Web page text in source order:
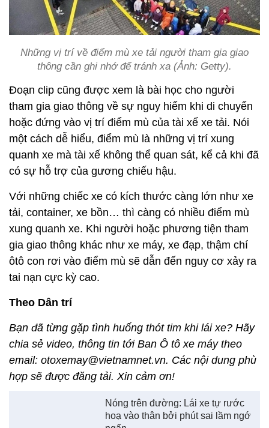
Những vị trí về điểm mù xe tải người tham gia giao
thông cần ghi nhớ để tránh xa (Ảnh: Getty).
Đoạn clip cũng được xem là bài học cho người
tham gia giao thông về sự nguy hiểm khi di chuyển
hoặc đứng vào vị trí điểm mù của tài xế xe tải. Nói
một cách dễ hiểu, điểm mù là những vị trí xung
quanh xe mà tài xế không thể quan sát, kể cả khi đã
có sự hỗ trợ của gương chiếu hậu.
Với những chiếc xe có kích thước càng lớn như xe
tải, container, xe bồn… thì càng có nhiều điểm mù
xung quanh xe. Khi người hoặc phương tiện tham
gia giao thông khác như xe máy, xe đạp, thậm chí
ôtô con rơi vào điểm mù sẽ dẫn đến nguy cơ xảy ra
tai nạn cực kỳ cao.
Theo Dân trí
Bạn đã từng gặp tình huống thót tim khi lái xe? Hãy
chia sẻ video, thông tin tới Ban Ô tô xe máy theo
email: otoxemay@vietnamnet.vn. Các nội dung phù
hợp sẽ được đăng tải. Xin cảm ơn!
Nóng trên đường: Lái xe tự rước
hoạ vào thân bởi phút sai lầm ngớ